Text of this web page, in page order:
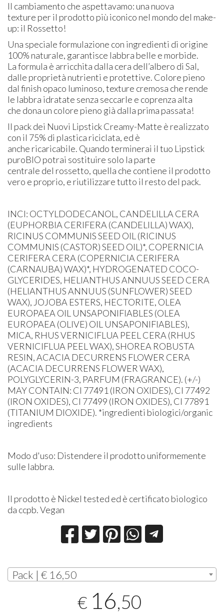
Il cambiamento che aspettavamo: una nuova
texture per il prodotto più iconico nel mondo del make-
up: il Rossetto!
Una speciale formulazione con ingredienti di origine
100% naturale, garantisce labbra belle e morbide.
La formula è arricchita dalla cera dell’albero di Sal,
dalle proprietà nutrienti e protettive. Colore pieno
dal finish opaco luminoso, texture cremosa che rende
le labbra idratate senza seccarle e coprenza alta
che dona un colore pieno già dalla prima passata!
Il pack dei Nuovi Lipstick Creamy-Matte è realizzato
con il 75% di plastica riciclata, ed è
anche ricaricabile. Quando terminerai il tuo Lipstick
puroBIO potrai sostituire solo la parte
centrale del rossetto, quella che contiene il prodotto
vero e proprio, e riutilizzare tutto il resto del pack.
INCI: OCTYLDODECANOL, CANDELILLA CERA
(EUPHORBIA CERIFERA (CANDELILLA) WAX),
RICINUS COMMUNIS SEED OIL (RICINUS
COMMUNIS (CASTOR) SEED OIL)*, COPERNICIA
CERIFERA CERA (COPERNICIA CERIFERA
(CARNAUBA) WAX)*, HYDROGENATED COCO-
GLYCERIDES, HELIANTHUS ANNUUS SEED CERA
(HELIANTHUS ANNUUS (SUNFLOWER) SEED
WAX), JOJOBA ESTERS, HECTORITE, OLEA
EUROPAEA OIL UNSAPONIFIABLES (OLEA
EUROPAEA (OLIVE) OIL UNSAPONIFIABLES),
MICA, RHUS VERNICIFLUA PEEL CERA (RHUS
VERNICIFLUA PEEL WAX), SHOREA ROBUSTA
RESIN, ACACIA DECURRENS FLOWER CERA
(ACACIA DECURRENS FLOWER WAX),
POLYGLYCERIN-3, PARFUM (FRAGRANCE). (+/-)
MAY CONTAIN: CI 77491 (IRON OXIDES), CI 77492
(IRON OXIDES), CI 77499 (IRON OXIDES), CI 77891
(TITANIUM DIOXIDE). *ingredienti biologici/organic
ingredients
Modo d'uso: Distendere il prodotto uniformemente
sulle labbra.
Il prodotto è Nickel tested ed è certificato biologico
da ccpb. Vegan
Pack | € 16,50
€ 16,50